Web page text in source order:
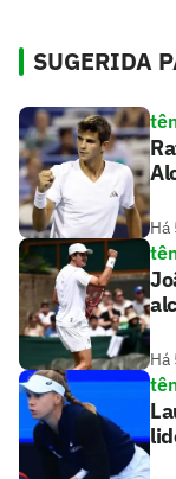
SUGERIDA
Há
Há